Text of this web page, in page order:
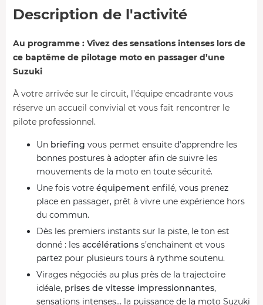
Description de l'activité
Au programme : Vivez des sensations intenses lors de
ce baptême de pilotage moto en passager d’une
Suzuki
À votre arrivée sur le circuit, l’équipe encadrante vous
réserve un accueil convivial et vous fait rencontrer le
pilote professionnel.
Un briefing vous permet ensuite d’apprendre les
bonnes postures à adopter afin de suivre les
mouvements de la moto en toute sécurité.
Une fois votre équipement enfilé, vous prenez
place en passager, prêt à vivre une expérience hors
du commun.
Dès les premiers instants sur la piste, le ton est
donné : les accélérations s’enchaînent et vous
partez pour plusieurs tours à rythme soutenu.
Virages négociés au plus près de la trajectoire
idéale, prises de vitesse impressionnantes,
sensations intenses… la puissance de la moto Suzuki